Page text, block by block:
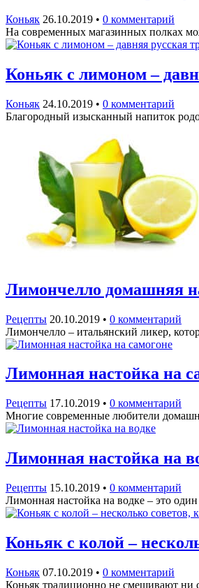
Коньяк 26.10.2019 • 0 комментарий
На современных магазинных полках
Коньяк с лимоном –
Коньяк 24.10.2019 • 0 комментарий
Благородный изысканный напиток
Лимончелло домашняя
Рецепты 20.10.2019 • 0 комментарий
Лимончелло – итальянский ликер,
Лимонная настойка на
Рецепты 17.10.2019 • 0 комментарий
Многие современные любители
Лимонная настойка на
Рецепты 15.10.2019 • 0 комментарий
Лимонная настойка на водке – это
Коньяк с колой –
Коньяк 07.10.2019 • 0 комментарий
Коньяк традиционно не смешивают ни